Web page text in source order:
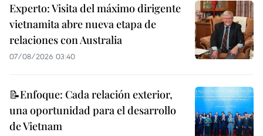
Experto: Visita del máximo dirigente
vietnamita abre nueva etapa de
relaciones con Australia
07/08/2026 03:40
📝Enfoque: Cada relación exterior,
una oportunidad para el desarrollo
de Vietnam